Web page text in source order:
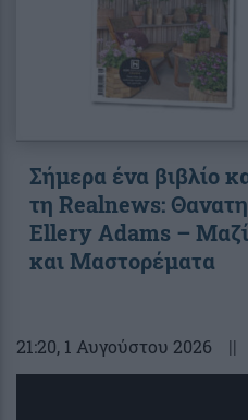
Σήμερα ένα βιβλίο
τη Realnews:
Ellery Adams –
και Μαστορέματα
21:20, 1 Αυγούστου 2026 ||